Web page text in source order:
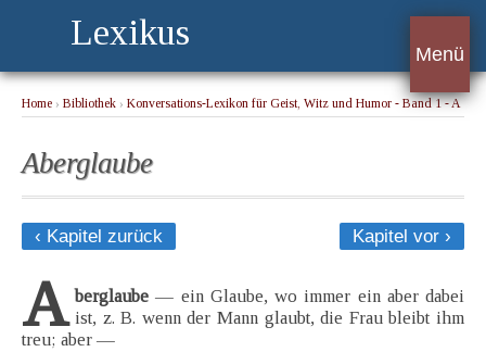
Lexikus
Menü
Home › Bibliothek › Konversations-Lexikon für Geist, Witz und Humor - Band 1 - A
Aberglaube
‹ Kapitel zurück Kapitel vor ›
A berglaube — ein Glaube, wo immer ein aber dabei
ist, z. B. wenn der Mann glaubt, die Frau bleibt ihm
treu; aber —